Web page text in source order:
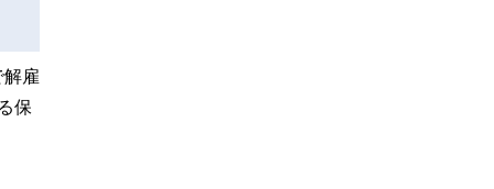
解雇
保